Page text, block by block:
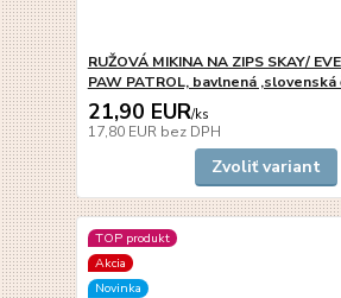
RUŽOVÁ MIKINA NA ZIPS SKAY/
PAW PATROL, bavlnená ,slovenská
21,90 EUR/ks
17,80 EUR bez DPH
Zvoliť variant
TOP produkt
Akcia
Novinka